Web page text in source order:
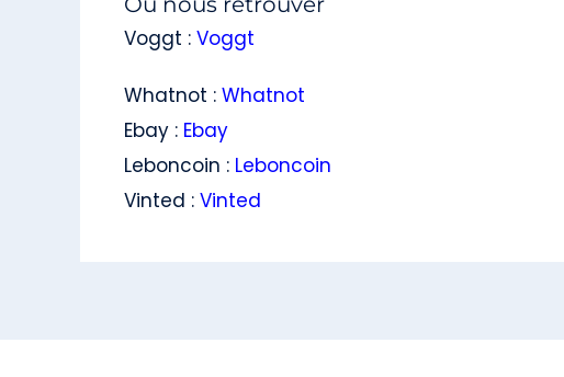
Voggt : Voggt
Whatnot : Whatnot
Ebay : Ebay
Leboncoin : Leboncoin
Vinted : Vinted